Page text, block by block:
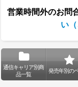
営業時間外のお問
い
通信キャリア別商
品一覧
発売年別の